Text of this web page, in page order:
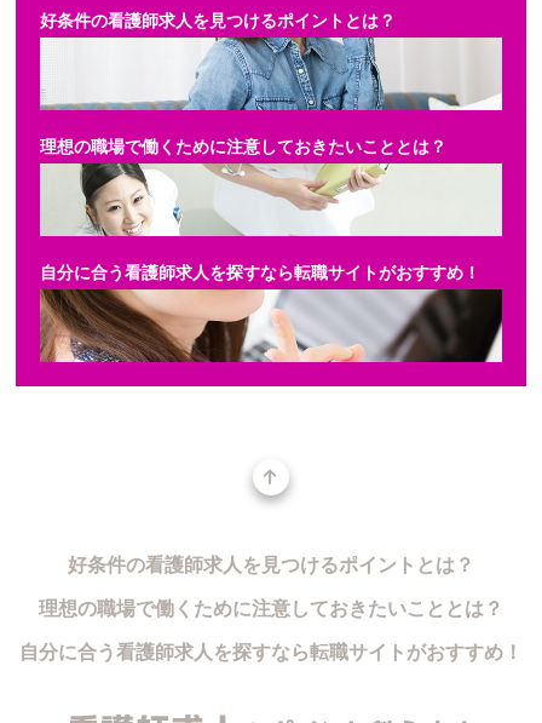
好条件の看護師求人を見つけるポイントとは？
理想の職場で働くために注意しておきたいこととは？
自分に合う看護師求人を探すなら転職サイトがおすすめ！
好条件の看護師求人を見つけるポイントとは？
理想の職場で働くために注意しておきたいこととは？
自分に合う看護師求人を探すなら転職サイトがおすすめ！